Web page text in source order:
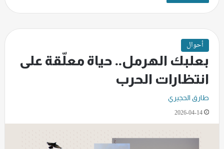
أحوال
بعلبك الهرمل.. حياة معلّقة على
انتظارات الحرب
طارق الحجيري
2026-04-14